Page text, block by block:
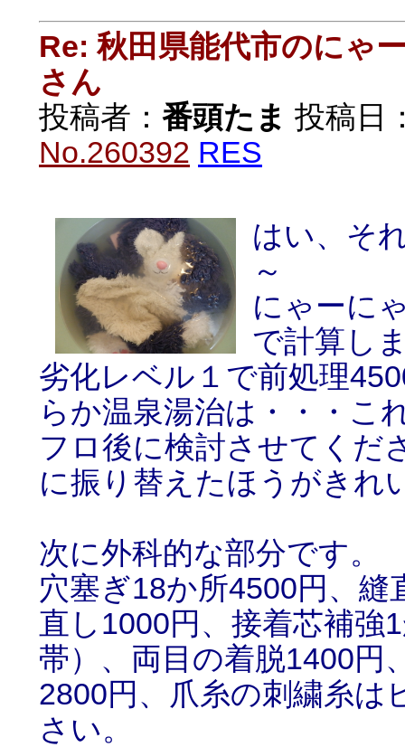
Re: 秋田県能代市のにゃ
さん
投稿者： 番頭たま 投稿日
No.260392 RES
はい、そ
～
にゃーに
で計算し
劣化レベル１で前処理
らか温泉湯治は・・・こ
フロ後に検討させてくだ
に振り替えたほうがきれ
次に外科的な部分です。
穴塞ぎ18か所4500円、
直し1000円、接着芯補強
帯）、両目の着脱1400円
2800円、爪糸の刺繍糸は
さい。